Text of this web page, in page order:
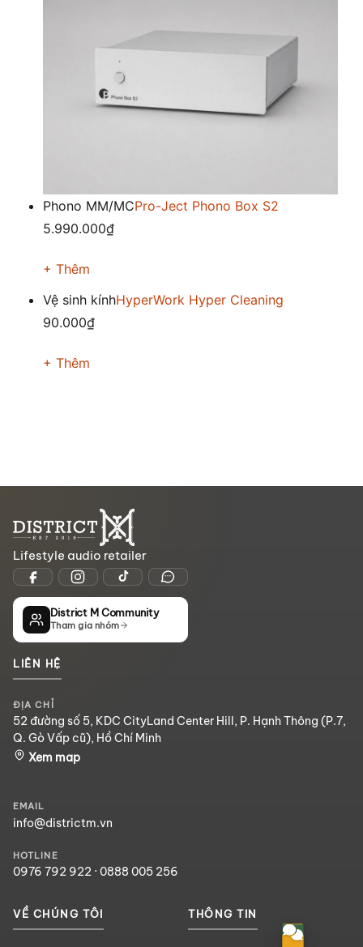
Phono MM/MCPro-Ject Phono Box S2
5.990.000₫
+ Thêm
Vệ sinh kínhHyperWork Hyper Cleaning
90.000₫
+ Thêm
Lifestyle audio retailer
District M Community
Tham gia nhóm
LIÊN HỆ
ĐỊA CHỈ
52 đường số 5, KDC CityLand Center Hill, P. Hạnh Thông (P.7,
Q. Gò Vấp cũ), Hồ Chí Minh
Xem map
EMAIL
info@districtm.vn
HOTLINE
0976 792 922 · 0888 005 256
VỀ CHÚNG TÔI THÔNG TIN